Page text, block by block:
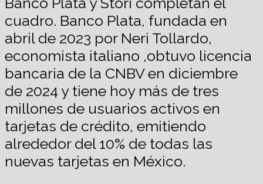
cuadro. Banco Plata, fundada en
abril de 2023 por Neri Tollardo,
economista italiano ,obtuvo licencia
bancaria de la CNBV en diciembre
de 2024 y tiene hoy más de tres
millones de usuarios activos en
tarjetas de crédito, emitiendo
alrededor del 10% de todas las
nuevas tarjetas en México.